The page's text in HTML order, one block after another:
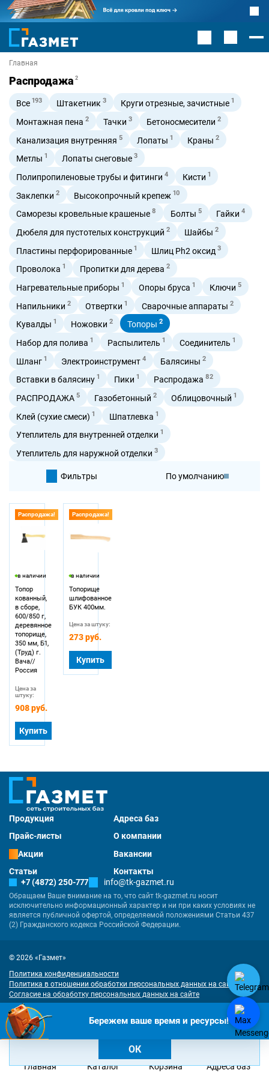
Главная
Распродажа 2
Все 193 Штакетник 3 Круги отрезные, зачистные 1
Монтажная пена 2 Тачки 3 Бетоносмесители 2
Канализация внутренняя 5 Лопаты 1 Краны 2
Метлы 1 Лопаты снеговые 3
Полипропиленовые трубы и фитинги 4 Кисти 1
Заклепки 2 Высокопрочный крепеж 10
Саморезы кровельные крашеные 8 Болты 5 Гайки 4
Дюбеля для пустотелых конструкций 2 Шайбы 2
Пластины перфорированные 1 Шлиц Ph2 оксид 3
Проволока 1 Пропитки для дерева 2
Нагревательные приборы 1 Опоры бруса 1 Ключи 5
Напильники 2 Отвертки 1 Сварочные аппараты 2
Кувалды 1 Ножовки 2 Топоры 2
Набор для полива 1 Распылитель 1 Соединитель 1
Шланг 1 Электроинструмент 4 Балясины 2
Вставки в балясину 1 Пики 1 Распродажа 82
РАСПРОДАЖА 5 Газобетонный 2 Облицовочный 1
Клей (сухие смеси) 1 Шпатлевка 1
Утеплитель для внутренней отделки 1
Утеплитель для наружной отделки 3
По умолчанию
Фильтры
Распродажа!
в наличии
Топор
кованный,
в сборе,
600/850 г,
деревянное
топорище,
350 мм, Б1,
(Труд) г.
Вача//
Россия
Цена за
штуку:
908 руб.
Купить
Распродажа!
в наличии
Топорище
шлифованное
БУК 400мм.
Цена за штуку:
273 руб.
Купить
Продукция
Адреса баз
Прайс-листы
О компании
Акции
Вакансии
Статьи
Контакты
+7 (4872) 250-777
info@tk-gazmet.ru
Обращаем Ваше внимание на то, что сайт tk-gazmet.ru носит
исключительно информационный характер и ни при каких условиях не
является публичной офертой, определяемой положениями Статьи 437
(2) Гражданского кодекса Российской Федерации.
© 2026 «Газмет»
Политика конфиденциальности
Политика в отношении обработки персональных данных на сайте
Согласие на обработку персональных данных на сайте
Разработка продвижение сайта— «Имиджмарк»
Главная Каталог Корзина Адреса баз
"Наш сайт использует куки. Продолжая им пользоваться, вы соглашаетесь
на обработку персональных данных в соответствии сполитикой
конфиденциальности
ОК
Бережем ваше время и ресурсы!